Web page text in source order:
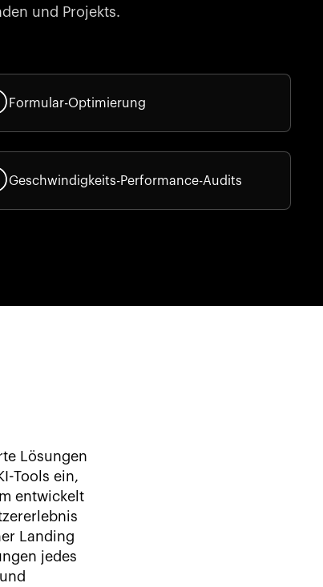
und Projekts.
Formular-Optimierung
Geschwindigkeits-Performance-Audits
Lösungen
Tools ein,
entwickelt
Landing
jedes